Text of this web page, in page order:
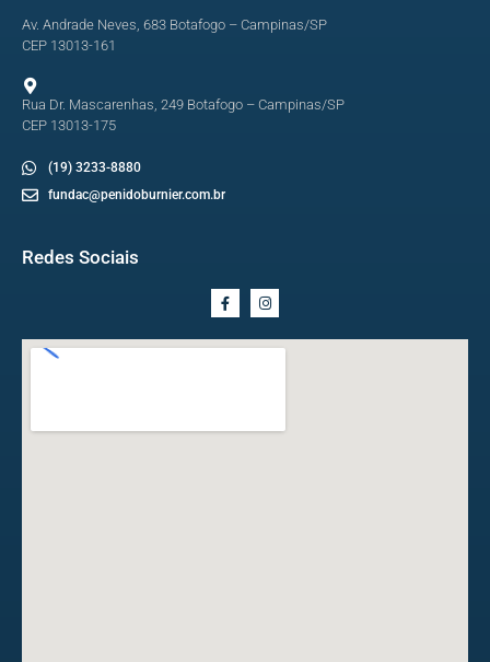
Av. Andrade Neves, 683 Botafogo – Campinas/SP
CEP 13013-161
Rua Dr. Mascarenhas, 249 Botafogo – Campinas/SP
CEP 13013-175
(19) 3233-8880
fundac@penidoburnier.com.br
Redes Sociais